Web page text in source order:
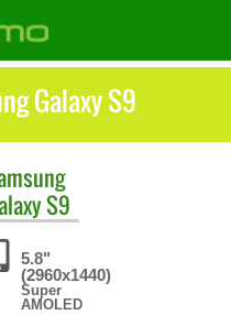
Galaxy S9
S9
5.8"
(2960x1440)
Super
AMOLED